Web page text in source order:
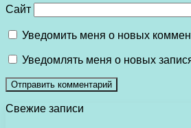
Сайт
Уведомить меня о новых
Уведомлять меня о новых
Свежие записи